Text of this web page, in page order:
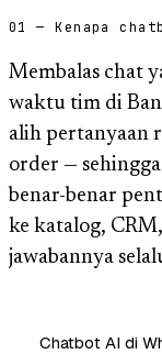
01 — Kenapa
Membalas chat
waktu tim di
alih pertanyaan
order —
benar-benar
ke katalog,
jawabannya
Chatbot AI di